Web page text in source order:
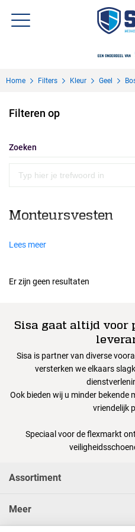
Over Sisa
KMS
Uitzendbureau?
Home Filters Kleur Geel
Filteren op
Zoeken
Monteursvesten
Lees meer
Er zijn geen resultaten
Sisa gaat altijd voor
Sisa is partner van diverse
versterken we elkaars
Ook bieden wij u minder bekende
vriendelijk
Speciaal voor de flexmarkt
Assortiment
Meer